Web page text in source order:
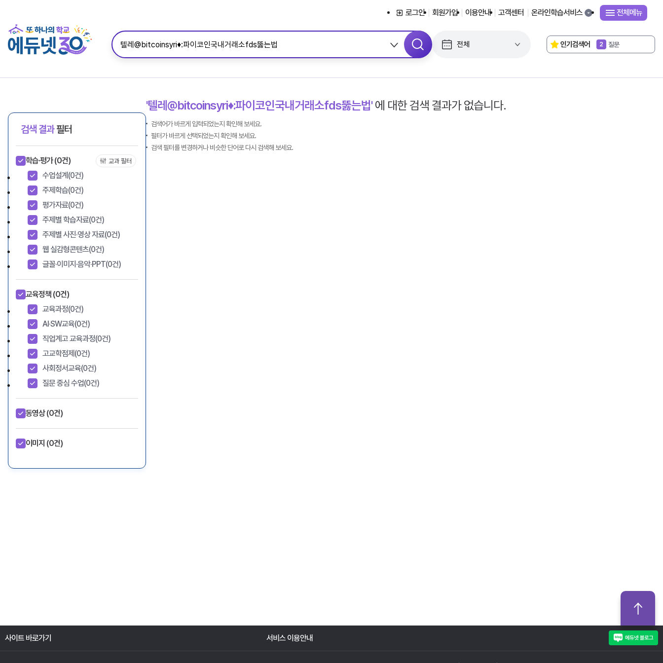
로그인
회원가입 이용안내 고객센터 온라인학습서비스 전체메뉴
인기검색어
1 독서로
2 질문
3 연구대회
검색 결과필터
교과 필터
학습·평가(0건)
수업설계 (0건)
주제학습(0건)
평가자료(0건)
주제별 학습자료(0건)
주제별 사진·영상 자료(0건)
웹 실감형콘텐츠(0건)
글꼴·이미지·음악·PPT(0건)
교육정책 (0건)
교육과정(0건)
AI·SW교육(0건)
직업계고 교육과정(0건)
고교학점제 (0건)
사회정서교육(0건)
질문 중심 수업(0건)
동영상(0건)
이미지 (0건)
'텔레@bitcoinsyri♦:파이코인국내거래소fds뚫는법'에 대한 검색 결과가 없습니다.
검색어가 바르게 입력되었는지 확인해 보세요.
필터가 바르게 선택되었는지 확인해 보세요.
검색 필터를 변경하거나 비슷한 단어로 다시 검색해 보세요.
사이트 바로가기 서비스 이용안내